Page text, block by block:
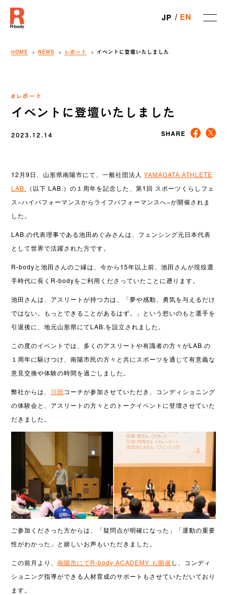
JP EN
HOME NEWS レポート イベントに登壇いたしました
#レポート
イベントに登壇いたしました
2023.12.14 SHARE
12月9日、山形県南陽市にて、一般社団法人 YAMAGATA ATHLETE
LAB. （以下 LAB.）の１周年を記念した、第1回 スポーツくらしフェ
ス~ハイパフォーマンスからライフパフォーマンスへ~が開催されま
した。
LAB.の代表理事である池田めぐみさんは、フェンシング元日本代表
として世界で活躍された方です。
R-bodyと池田さんのご縁は、今から15年以上前、池田さんが現役選
手時代に長くR-bodyをご利用くださっていたことに遡ります。
池田さんは、アスリートが持つ力は、「夢や感動、勇気を与えるだけ
ではない。もっとできることがあるはず。」という想いのもと選手を
引退後に、地元山形県にてLAB.を設立されました。
この度のイベントでは、多くのアスリートや有識者の方々がLAB.の
１周年に駆けつけ、南陽市民の方々と共にスポーツを通じて有意義な
意見交換や体験の時間を過ごしました。
弊社からは、 川田 コーチが参加させていただき、コンディショニング
の体験会と、アスリートの方々とのトークイベントに登壇させていた
だきました。
ご参加くださった方からは、「疑問点が明確になった」「運動の重要
性がわかった」と嬉しいお声もいただきました。
この前月より、南陽市にてR-body ACADEMY も開催 し、コンディ
ショニング指導ができる人材育成のサポートもさせていただいており
ます。